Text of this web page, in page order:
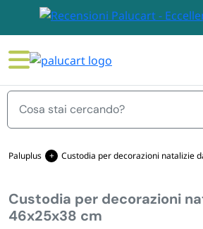
Menu
STOVIGLIE E TOVAGLIOLI
Chi siamo
Paluplus Custodia per decorazioni natalizie
Custodia per decorazioni
46x25x38 cm